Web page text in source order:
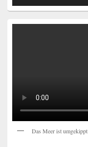
Das Meer ist umgekippt